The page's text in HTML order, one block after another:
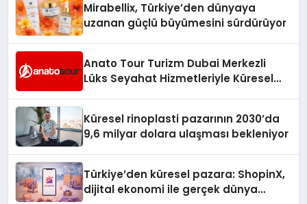
Mirabellix, Türkiye’den dünyaya
uzanan güçlü büyümesini sürdürüyor
Anato Tour Turizm Dubai Merkezli
Lüks Seyahat Hizmetleriyle Küresel
Küresel rinoplasti pazarının 2030’da
9,6 milyar dolara ulaşması bekleniyor
Türkiye’den küresel pazara: ShopinX,
dijital ekonomi ile gerçek dünya